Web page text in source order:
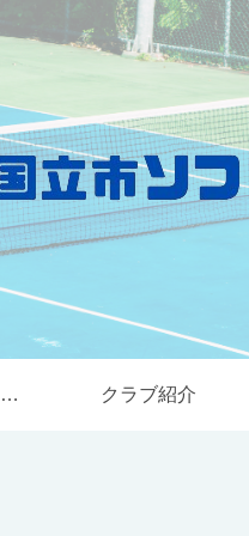
国立市ソフトテニス連盟とは クラブ紹介